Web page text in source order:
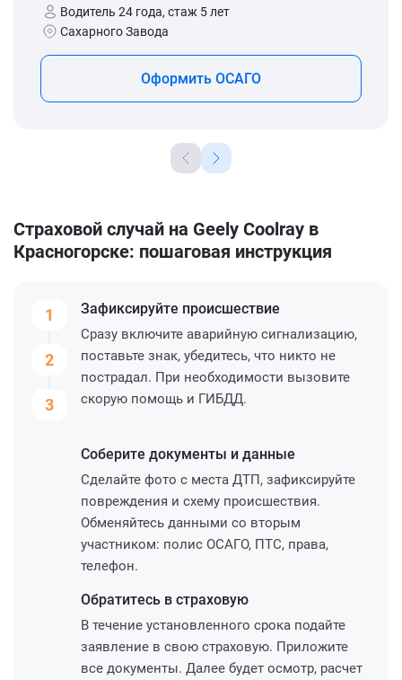
Водитель 24 года, стаж 5 лет
Сахарного Завода
Оформить ОСАГО
Страховой случай на Geely Coolray в
Красногорске: пошаговая инструкция
1
2
3
Зафиксируйте происшествие
Сразу включите аварийную сигнализацию,
поставьте знак, убедитесь, что никто не
пострадал. При необходимости вызовите
скорую помощь и ГИБДД.
Соберите документы и данные
Сделайте фото с места ДТП, зафиксируйте
повреждения и схему происшествия.
Обменяйтесь данными со вторым
участником: полис ОСАГО, ПТС, права,
телефон.
Обратитесь в страховую
В течение установленного срока подайте
заявление в свою страховую. Приложите
все документы. Далее будет осмотр, расчет